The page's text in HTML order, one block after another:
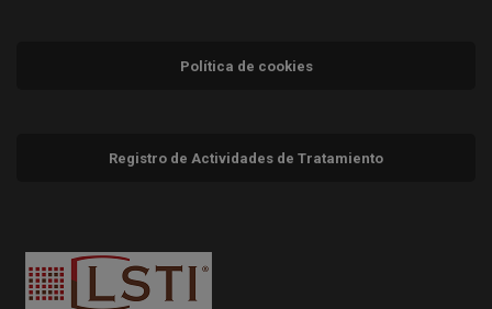
Política de cookies
Registro de Actividades de Tratamiento